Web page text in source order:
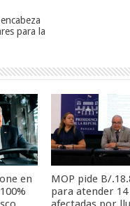
para la
en
MOP pide B/
para atender 14